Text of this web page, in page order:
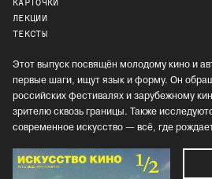
КАРТОЧКИ
ЛЕКЦИИ
ТЕКСТЫ
Этот выпуск посвящён молодому кино и
первые шаги, ищут язык и форму. Он
российских фестивалях и зарубежному
зрителю сквозь границы. Также
современное искусство — всё, где